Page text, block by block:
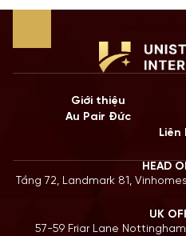
Giới thiệu
Au Pair Đức
Liên
HEAD
Tầng 72, Landmark 81,
UK
57-59 Friar Lane